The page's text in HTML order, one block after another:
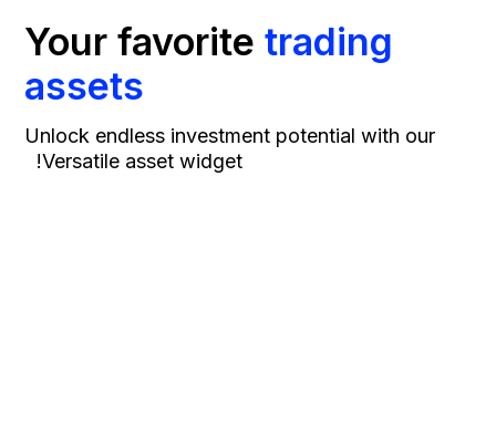
Your favoritetrading
assets
Unlock endless investment potential with our
Versatile asset widget!